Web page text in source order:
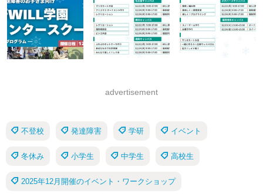
advertisement
不登校 発達障害 学研 イベント
冬休み 小学生 中学生 高校生
2025年12月開催のイベント・ワークショップ